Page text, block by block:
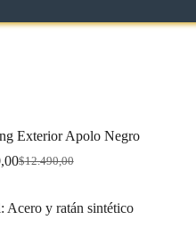
Exterior Apolo Negro
$12.490,00
Original
was:
$12.490,00.
Current
is:
$10.590,00.
Acero y ratán sintético